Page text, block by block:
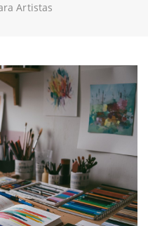
Artistas